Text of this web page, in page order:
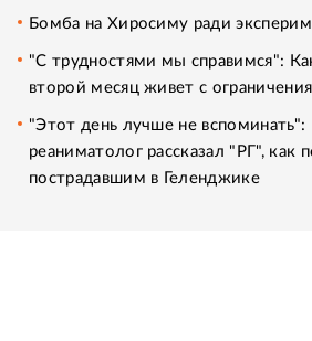
Бомба на Хиросиму ради
"С трудностями мы справимся":
второй месяц живет с
"Этот день лучше не вспоминать":
реаниматолог рассказал "РГ", как
пострадавшим в Геленджике